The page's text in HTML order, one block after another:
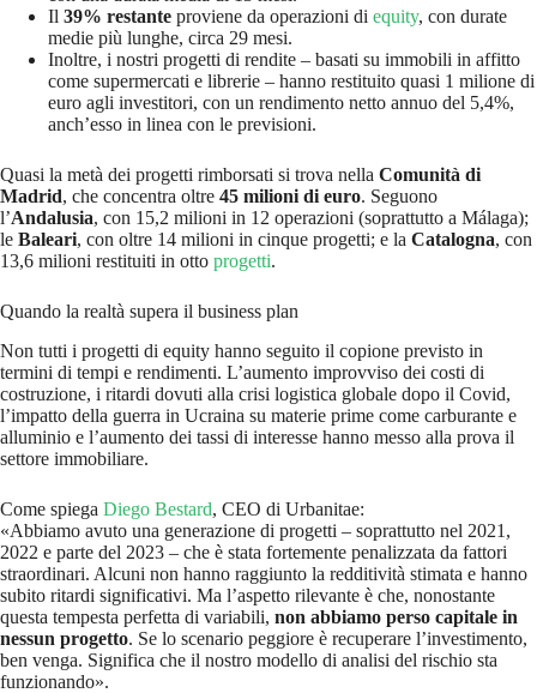
Il 39% restante proviene da operazioni di equity, con durate
medie più lunghe, circa 29 mesi.
Inoltre, i nostri progetti di rendite – basati su immobili in affitto
come supermercati e librerie – hanno restituito quasi 1 milione di
euro agli investitori, con un rendimento netto annuo del 5,4%,
anch’esso in linea con le previsioni.
Quasi la metà dei progetti rimborsati si trova nella Comunità di
Madrid, che concentra oltre 45 milioni di euro. Seguono
l’Andalusia, con 15,2 milioni in 12 operazioni (soprattutto a Málaga);
le Baleari, con oltre 14 milioni in cinque progetti; e la Catalogna, con
13,6 milioni restituiti in otto progetti.
Quando la realtà supera il business plan
Non tutti i progetti di equity hanno seguito il copione previsto in
termini di tempi e rendimenti. L’aumento improvviso dei costi di
costruzione, i ritardi dovuti alla crisi logistica globale dopo il Covid,
l’impatto della guerra in Ucraina su materie prime come carburante e
alluminio e l’aumento dei tassi di interesse hanno messo alla prova il
settore immobiliare.
Come spiega Diego Bestard, CEO di Urbanitae:
«Abbiamo avuto una generazione di progetti – soprattutto nel 2021,
2022 e parte del 2023 – che è stata fortemente penalizzata da fattori
straordinari. Alcuni non hanno raggiunto la redditività stimata e hanno
subito ritardi significativi. Ma l’aspetto rilevante è che, nonostante
questa tempesta perfetta di variabili, non abbiamo perso capitale in
nessun progetto. Se lo scenario peggiore è recuperare l’investimento,
ben venga. Significa che il nostro modello di analisi del rischio sta
funzionando».